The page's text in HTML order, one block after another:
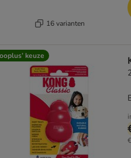
16 varianten
keuze